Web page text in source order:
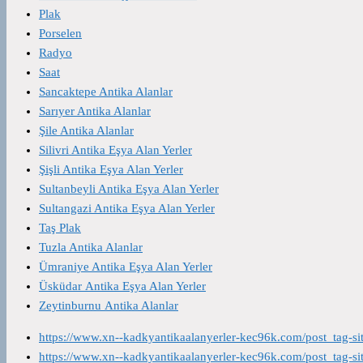
Plak
Porselen
Radyo
Saat
Sancaktepe Antika Alanlar
Sarıyer Antika Alanlar
Şile Antika Alanlar
Silivri Antika Eşya Alan Yerler
Şişli Antika Eşya Alan Yerler
Sultanbeyli Antika Eşya Alan Yerler
Sultangazi Antika Eşya Alan Yerler
Taş Plak
Tuzla Antika Alanlar
Ümraniye Antika Eşya Alan Yerler
Üsküdar Antika Eşya Alan Yerler
Zeytinburnu Antika Alanlar
https://www.xn--kadkyantikaalanyerler-kec96k.com/post_tag-
https://www.xn--kadkyantikaalanyerler-kec96k.com/post_tag-